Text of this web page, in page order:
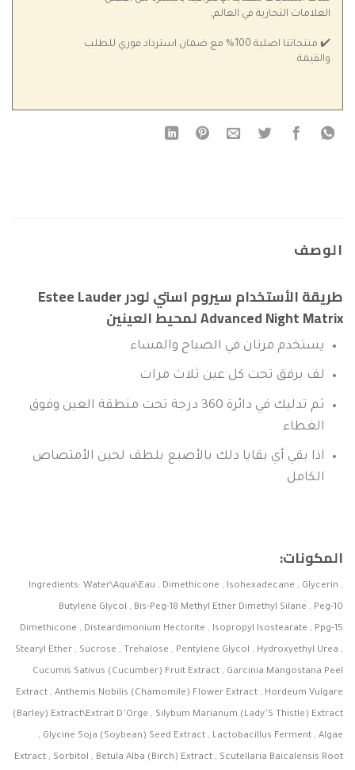
العلامات التجارية في العالم,
✔️ منتجاتنا اصلية 100% مع ضمان استرداد فوري للطلب
والقيمة.
الوصف
طريقة الأستخدام سيروم استي لودر Estee Lauder
Advanced Night Matrix لمحيط العينين
يستخدم مرتان في الصباح والمساء
لف برفق تحت كل عين ثلاث مرات
ثم تدليك في دائرة 360 درجة تحت منطقة العين وفوق
الغطاء
اذا بقي أي بقايا دلك بالأصبع بلطف لحين الأمتصاص
الكامل
المكونات:
Ingredients: Water\Aqua\Eau , Dimethicone , Isohexadecane , Glycerin ,
Butylene Glycol , Bis-Peg-18 Methyl Ether Dimethyl Silane , Peg-10
Dimethicone , Disteardimonium Hectorite , Isopropyl Isostearate , Ppg-15
Stearyl Ether , Sucrose , Trehalose , Pentylene Glycol , Hydroxyethyl Urea ,
Cucumis Sativus (Cucumber) Fruit Extract , Garcinia Mangostana Peel
Extract , Anthemis Nobilis (Chamomile) Flower Extract , Hordeum Vulgare
(Barley) Extract\Extrait D’Orge , Silybum Marianum (Lady’S Thistle) Extract
, Glycine Soja (Soybean) Seed Extract , Lactobacillus Ferment , Algae
Extract , Sorbitol , Betula Alba (Birch) Extract , Scutellaria Baicalensis Root